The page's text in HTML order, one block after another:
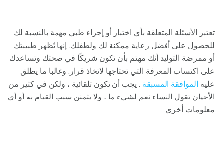
تعتبر الأسئلة المتعلقة بأي اختبار أو إجراء طبي مهمة بالنسبة لك
للحصول على أفضل رعاية ممكنة لك ولطفلك. إنها تُظهر طبيبتك
أو ممرضة التوليد أنك مهتم بأن تكون شريكًا في صحتك وتساعدك
على اكتساب المعرفة التي تحتاجها لاتخاذ قرار. وغالبا ما يطلق
عليه الموافقة المسبقة . يجب أن تكون تلقائية ، ولكن في كثير من
الأحيان تقول النساء نعم لشيء ما ، ولا يثمنن سبب القيام به أو أي
معلومات أخرى.